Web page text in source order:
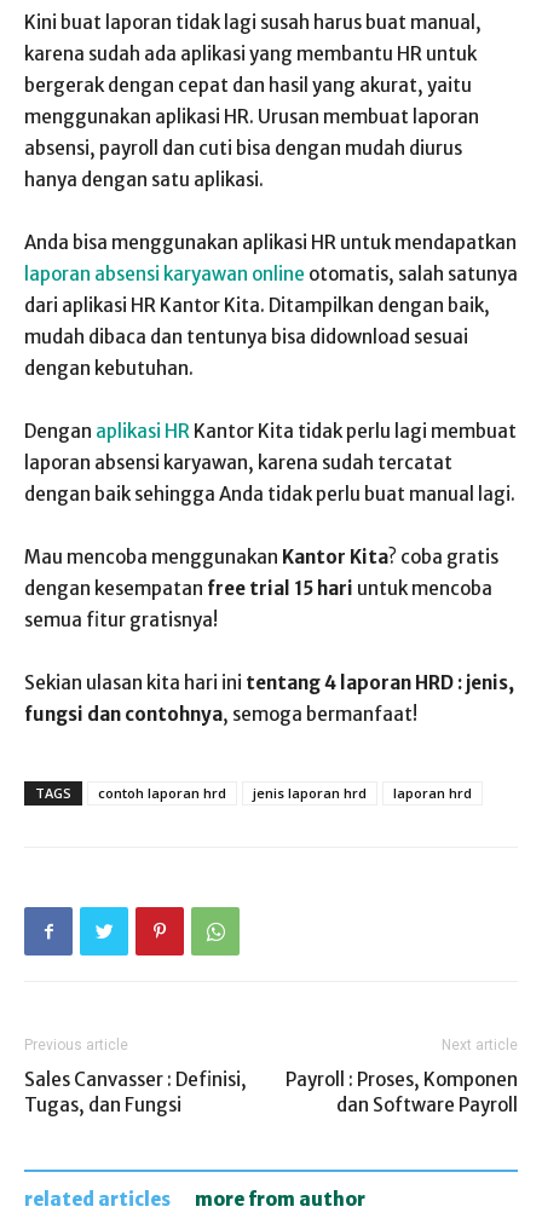
Kini buat laporan tidak lagi susah harus buat manual,
karena sudah ada aplikasi yang membantu HR untuk
bergerak dengan cepat dan hasil yang akurat, yaitu
menggunakan aplikasi HR. Urusan membuat laporan
absensi, payroll dan cuti bisa dengan mudah diurus
hanya dengan satu aplikasi.
Anda bisa menggunakan aplikasi HR untuk mendapatkan
laporan absensi karyawan online otomatis, salah satunya
dari aplikasi HR Kantor Kita. Ditampilkan dengan baik,
mudah dibaca dan tentunya bisa didownload sesuai
dengan kebutuhan.
Dengan aplikasi HR Kantor Kita tidak perlu lagi membuat
laporan absensi karyawan, karena sudah tercatat
dengan baik sehingga Anda tidak perlu buat manual lagi.
Mau mencoba menggunakan Kantor Kita? coba gratis
dengan kesempatan free trial 15 hari untuk mencoba
semua fitur gratisnya!
Sekian ulasan kita hari ini tentang 4 laporan HRD : jenis,
fungsi dan contohnya, semoga bermanfaat!
TAGS contoh laporan hrd jenis laporan hrd laporan hrd
Previous article
Sales Canvasser : Definisi,
Tugas, dan Fungsi
Next article
Payroll : Proses, Komponen
dan Software Payroll
related articles more from author